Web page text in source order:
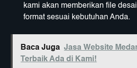
kami akan memberikan file
format sesuai kebutuhan Anda.
Baca Juga Jasa Website
Terbaik Ada di Kami!